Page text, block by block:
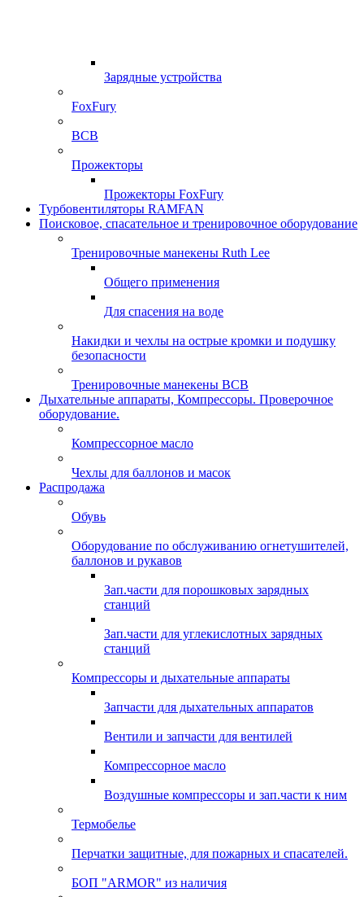
Зарядные устройства
FoxFury
ВСВ
Прожекторы
Прожекторы FoxFury
Турбовентиляторы RAMFAN
Поисковое, спасательное и тренировочное оборудование
Тренировочные манекены Ruth Lee
Общего применения
Для спасения на воде
Накидки и чехлы на острые кромки и подушку
безопасности
Тренировочные манекены ВСВ
Дыхательные аппараты, Компрессоры. Проверочное
оборудование.
Компрессорное масло
Чехлы для баллонов и масок
Распродажа
Обувь
Оборудование по обслуживанию огнетушителей,
баллонов и рукавов
Зап.части для порошковых зарядных
станций
Зап.части для углекислотных зарядных
станций
Компрессоры и дыхательные аппараты
Запчасти для дыхательных аппаратов
Вентили и запчасти для вентилей
Компрессорное масло
Воздушные компрессоры и зап.части к ним
Термобелье
Перчатки защитные, для пожарных и спасателей.
БОП "ARMOR" из наличия